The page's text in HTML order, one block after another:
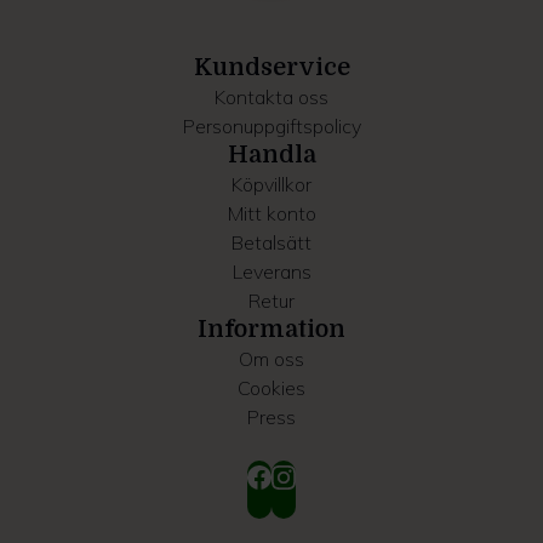
Kundservice
Kontakta oss
Personuppgiftspolicy
Handla
Köpvillkor
Mitt konto
Betalsätt
Leverans
Retur
Information
Om oss
Cookies
Press